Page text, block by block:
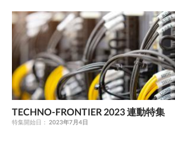
TECHNO-FRONTIER 2023 連動特集
特集開始日： 2023年7月4日